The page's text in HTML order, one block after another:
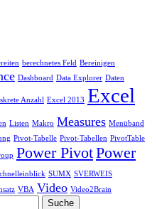
berechnetes Feld Bereinigen
Dashboard Data Explorer Daten
Anzahl Excel 2013 Excel
Listen Makro Measures Menüband
Pivot-Tabelle Pivot-Tabellen PivotTable
Power PivotPower
SUMX SVERWEIS
VBA Video Video2Brain